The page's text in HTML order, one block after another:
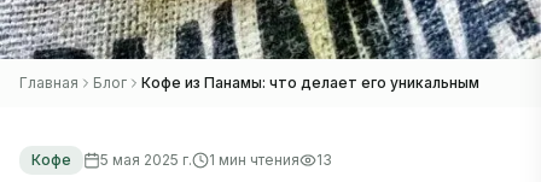
В каталог
Главная Блог Кофе из Панамы: что делает его уникальным
Кофе 5 мая 2025 г. 1 мин чтения 13